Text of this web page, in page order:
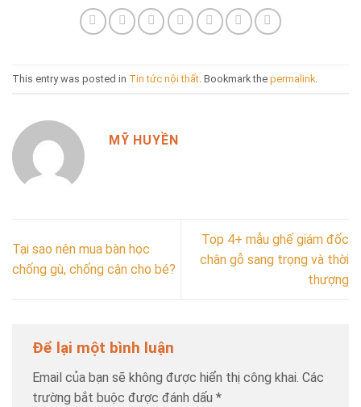
This entry was posted in Tin tức nội thất . Bookmark the permalink
MỸ HUYỀN
Tại sao nên mua bàn học
chống gù, chống cận cho bé?
Top 4+ mẫu ghế giám đốc
chân gỗ sang trọng và thời
thượng
Để lại một bình luận
Email của bạn sẽ không được hiển thị công khai. Các
trường bắt buộc được đánh dấu *